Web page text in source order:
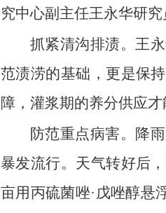
究中心副主任王永华研
抓紧清沟排渍。王
范渍涝的基础，更是保
障，灌浆期的养分供应才
防范重点病害。降
暴发流行。天气转好后
亩用丙硫菌唑·戊唑醇悬